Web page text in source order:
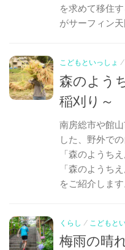
を求めて移住
がサーフィン天
こどもといっしょ /
森のよう
稲刈り～
南房総市や館
した、野外で
「森のようち
「森のようち
をご紹介します
くらし / こどもと
梅雨の晴